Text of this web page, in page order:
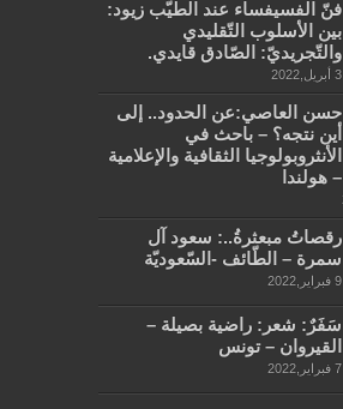
فنّ الفسيفساء عند الطيّب زيود:
بين الأسلوب التّقليدي
والتّجريديّ: الصّادق قايدي.
3 أبريل,2022
حسن العاصي:عن الحدود.. إلى
أين نتجه؟ – باحث في
الأنثروبولوجيا الثقافية والإعلامية
– هولندا
رقصاتُ مبعثرةُ..: سعود آل
سمرة – الطّائف -السّعوديّة
9 فبراير,2022
سَفَرٌ: شعر: راضية بصيلة –
القيروان – تونس
7 فبراير,2022